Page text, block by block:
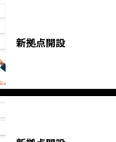
新拠点開設